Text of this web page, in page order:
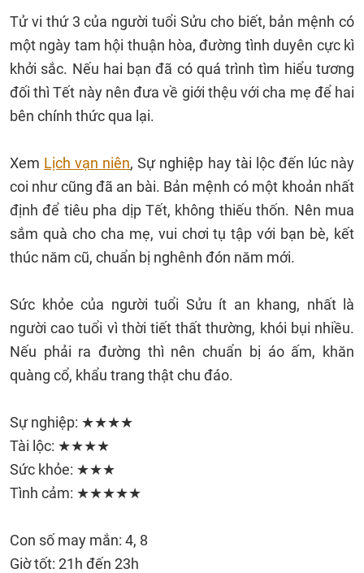
Tử vi thứ 3 của người tuổi Sửu cho biết, bản mệnh có
một ngày tam hội thuận hòa, đường tình duyên cực kì
khởi sắc. Nếu hai bạn đã có quá trình tìm hiểu tương
đối thì Tết này nên đưa về giới thệu với cha mẹ để hai
bên chính thức qua lại.
Xem Lịch vạn niên, Sự nghiệp hay tài lộc đến lúc này
coi như cũng đã an bài. Bản mệnh có một khoản nhất
định để tiêu pha dịp Tết, không thiếu thốn. Nên mua
sắm quà cho cha mẹ, vui chơi tụ tập với bạn bè, kết
thúc năm cũ, chuẩn bị nghênh đón năm mới.
Sức khỏe của người tuổi Sửu ít an khang, nhất là
người cao tuổi vì thời tiết thất thường, khói bụi nhiều.
Nếu phải ra đường thì nên chuẩn bị áo ấm, khăn
quàng cổ, khẩu trang thật chu đáo.
Sự nghiệp: ★★★★
Tài lộc: ★★★★
Sức khỏe: ★★★
Tình cảm: ★★★★★
Con số may mắn: 4, 8
Giờ tốt: 21h đến 23h